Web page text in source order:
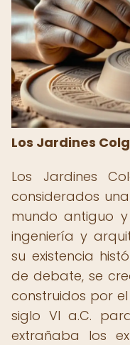
Los Jardines
Los Jardines
considerados
mundo antiguo
ingeniería y
su existencia
de debate, se
construidos por
siglo VI a.C.
extrañaba los